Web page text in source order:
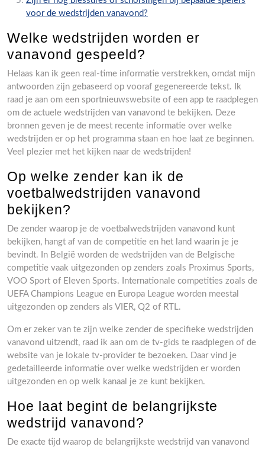
voor de wedstrijden vanavond?
Welke wedstrijden worden er
vanavond gespeeld?
Helaas kan ik geen real-time informatie verstrekken, omdat mijn
antwoorden zijn gebaseerd op vooraf gegenereerde tekst. Ik
raad je aan om een sportnieuwswebsite of een app te raadplegen
om de actuele wedstrijden van vanavond te bekijken. Deze
bronnen geven je de meest recente informatie over welke
wedstrijden er op het programma staan en hoe laat ze beginnen.
Veel plezier met het kijken naar de wedstrijden!
Op welke zender kan ik de
voetbalwedstrijden vanavond
bekijken?
De zender waarop je de voetbalwedstrijden vanavond kunt
bekijken, hangt af van de competitie en het land waarin je je
bevindt. In België worden de wedstrijden van de Belgische
competitie vaak uitgezonden op zenders zoals Proximus Sports,
VOO Sport of Eleven Sports. Internationale competities zoals de
UEFA Champions League en Europa League worden meestal
uitgezonden op zenders als VIER, Q2 of RTL.
Om er zeker van te zijn welke zender de specifieke wedstrijden
vanavond uitzendt, raad ik aan om de tv-gids te raadplegen of de
website van je lokale tv-provider te bezoeken. Daar vind je
gedetailleerde informatie over welke wedstrijden er worden
uitgezonden en op welk kanaal je ze kunt bekijken.
Hoe laat begint de belangrijkste
wedstrijd vanavond?
De exacte tijd waarop de belangrijkste wedstrijd van vanavond